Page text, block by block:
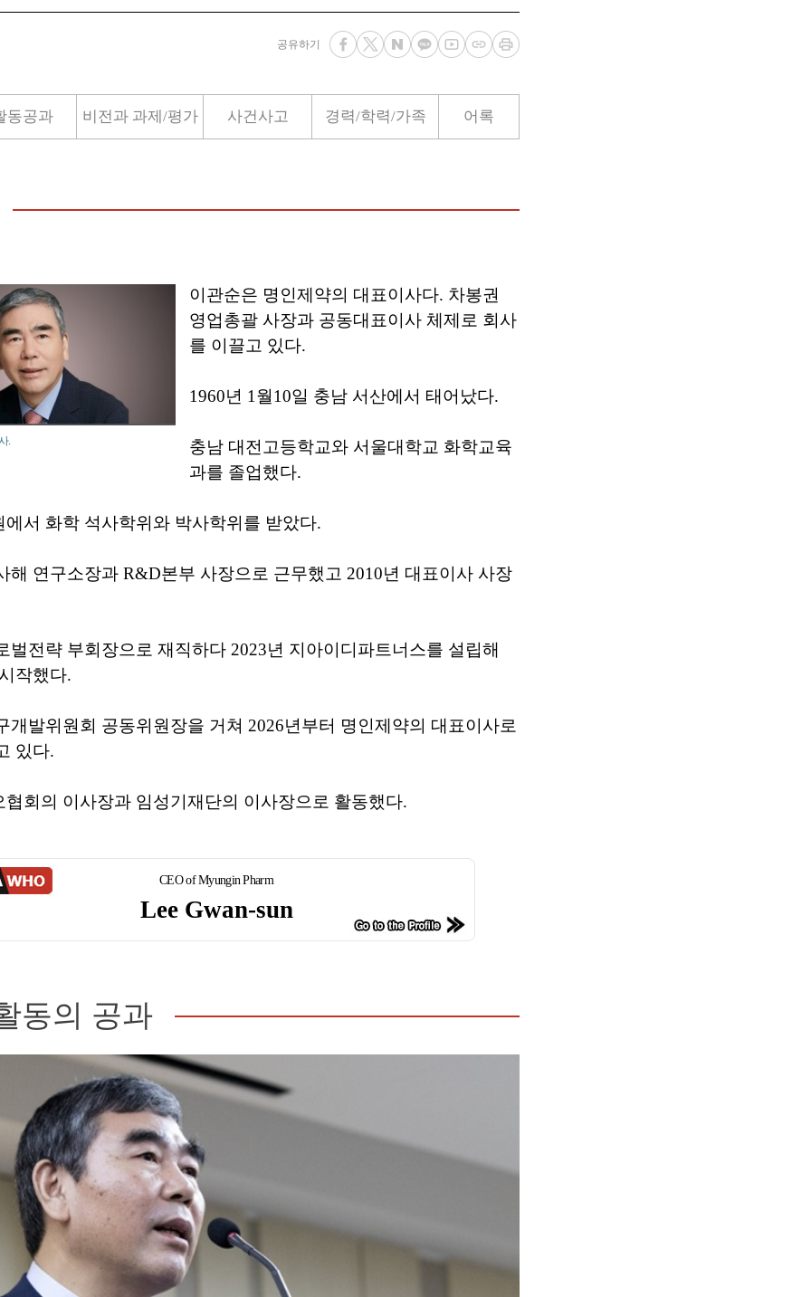
공유하기
동공과 비전과 과제/평가 사건사고 경력/학력/가족 어록
.
이관순은 명인제약의 대표이사다. 차봉권
영업총괄 사장과 공동대표이사 체제로 회사
를 이끌고 있다.
1960년 1월10일 충남 서산에서 태어났다.
충남 대전고등학교와 서울대학교 화학교육
과를 졸업했다.
서 화학 석사학위와 박사학위를 받았다.
해 연구소장과 R&D본부 사장으로 근무했고 2010년 대표이사 사장
벌전략 부회장으로 재직하다 2023년 지아이디파트너스를 설립해
작했다.
개발위원회 공동위원장을 거쳐 2026년부터 명인제약의 대표이사로
있다.
회의 이사장과 임성기재단의 이사장으로 활동했다.
CEO of Myungin Pharm
Lee Gwan-sun
동의 공과